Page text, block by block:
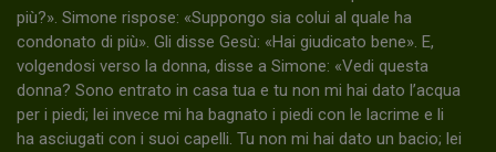
più?». Simone rispose: «Suppongo sia colui al quale ha
condonato di più». Gli disse Gesù: «Hai giudicato bene». E,
volgendosi verso la donna, disse a Simone: «Vedi questa
donna? Sono entrato in casa tua e tu non mi hai dato l’acqua
per i piedi; lei invece mi ha bagnato i piedi con le lacrime e li
ha asciugati con i suoi capelli. Tu non mi hai dato un bacio; lei